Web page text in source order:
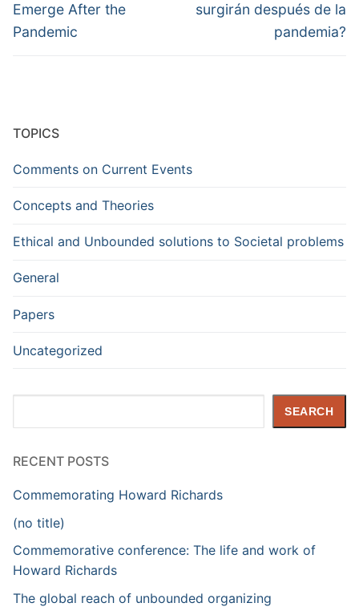
Emerge After the
Pandemic
surgirán después de la
pandemia?
TOPICS
Comments on Current Events
Concepts and Theories
Ethical and Unbounded solutions to Societal problems
General
Papers
Uncategorized
SEARCH
RECENT POSTS
Commemorating Howard Richards
(no title)
Commemorative conference: The life and work of
Howard Richards
The global reach of unbounded organizing